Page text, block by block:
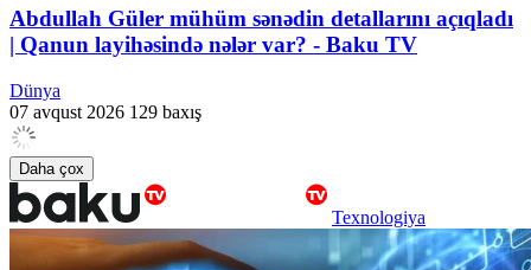
Abdullah Güler mühüm sənədin detallarını açıqladı
| Qanun layihəsində nələr var? - Baku TV
Dünya
07 avqust 2026 129 baxış
Daha çox
Texnologiya